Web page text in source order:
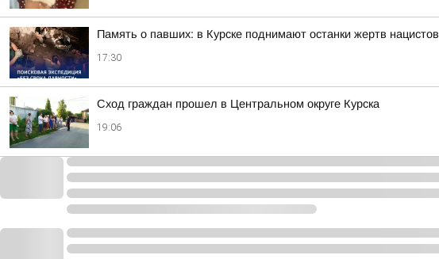
Память о павших: в Курске поднимают останки жертв нацистов
17:30
Сход граждан прошел в Центральном округе Курска
19:06